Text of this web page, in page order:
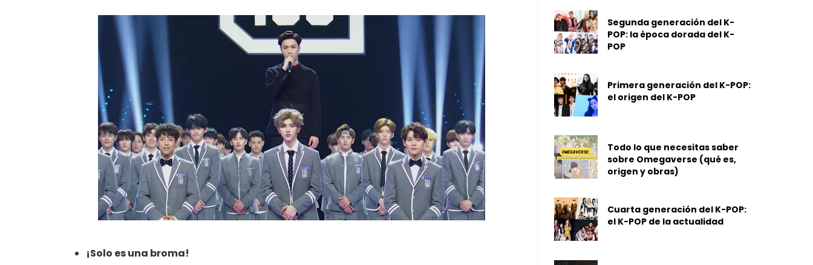
¡Solo es una broma!
Segunda generación del K-
POP: la época dorada del K-
POP
Primera generación del K-POP:
el origen del K-POP
Todo lo que necesitas saber
sobre Omegaverse (qué es,
origen y obras)
Cuarta generación del K-POP:
el K-POP de la actualidad